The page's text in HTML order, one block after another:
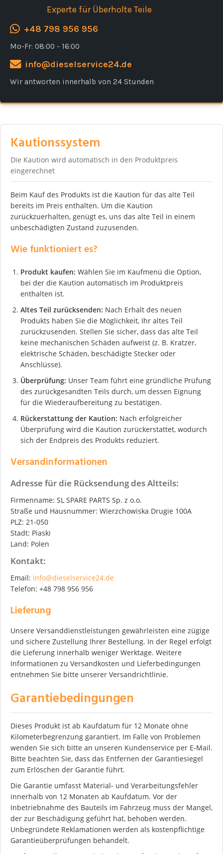
Experte für Überholte Teile
+48 798 956 956
Mo-Fr: 08:00 - 16:00
info@dieselservice24.de
Wir antworten innerhalb von 24 Stunden
Kautionssystem
Die Kaution wird automatisch in den Produktpreis
eingerechnet
Beim Kauf des Produkts ist die Kaution für das alte Teil
bereits im Preis enthalten. Um die Kaution
zurückzuerhalten, genügt es, uns das alte Teil in einem
unbeschädigten Zustand zuzusenden.
Wie funktioniert es?
Produkt kaufen: Wählen Sie im Kaufmenü die Option,
bei der die Kaution automatisch im Produktpreis
enthalten ist.
Altes Teil zurücksenden: Nach Erhalt des neuen
Produkts haben Sie die Möglichkeit, Ihr altes Teil
zurückzusenden. Stellen Sie sicher, dass das alte Teil
keine mechanischen Schäden aufweist (z. B. Kratzer,
elektrische Schäden, beschädigte Stecker oder
Anschlüsse).
Überprüfung: Unser Team führt eine gründliche Prüfung
des zurückgesandten Teils durch, um dessen Eignung
für die Wiederaufbereitung zu bestätigen.
Rückerstattung der Kaution: Nach erfolgreicher
Überprüfung wird die Kaution zurückerstattet, wodurch
sich der Endpreis des Produkts reduziert.
Versandinformationen
Adresse für die Rücksendung des Altteils:
Firmenname: SL SPARE PARTS Sp. z o.o.
Straße und Hausnummer: Wierzchowiska Drugie 100A
PLZ: 21-050
Stadt: Piaski
Land: Polen
Kontakt:
Email: info@dieselservice24.de
Telefon: +48 798 956 956
Lieferung
Unsere Versanddienstleistungen gewährleisten eine zügige
und sichere Zustellung Ihrer Bestellung. In der Regel erfolgt
die Lieferung innerhalb weniger Werktage. Weitere
Informationen zu Versandkosten und Lieferbedingungen
entnehmen Sie bitte unserer Versandrichtlinie.
Garantiebedingungen
Dieses Produkt ist ab Kaufdatum für 12 Monate ohne
Kilometerbegrenzung garantiert. Im Falle von Problemen
wenden Sie sich bitte an unseren Kundenservice per E-Mail.
Bitte beachten Sie, dass das Entfernen der Garantiesiegel
zum Erlöschen der Garantie führt.
Die Garantie umfasst Material- und Verarbeitungsfehler
innerhalb von 12 Monaten ab Kaufdatum. Vor der
Inbetriebnahme des Bauteils im Fahrzeug muss der Mangel,
der zur Beschädigung geführt hat, behoben werden.
Unbegründete Reklamationen werden als kostenpflichtige
Garantieüberprüfungen behandelt.